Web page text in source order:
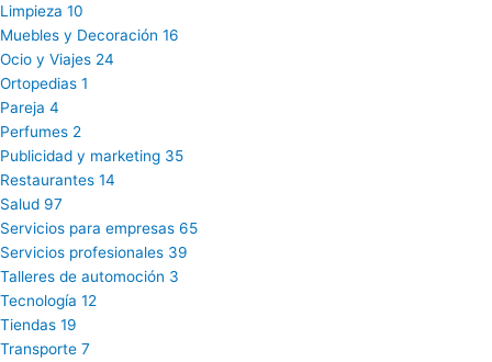
Limpieza 10
Muebles y Decoración 16
Ocio y Viajes 24
Ortopedias 1
Pareja 4
Perfumes 2
Publicidad y marketing 35
Restaurantes 14
Salud 97
Servicios para empresas 65
Servicios profesionales 39
Talleres de automoción 3
Tecnología 12
Tiendas 19
Transporte 7